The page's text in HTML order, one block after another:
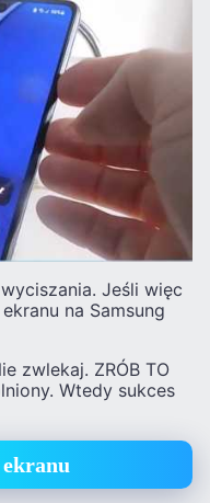
Jeśli więc
na Samsung
zwlekaj. ZRÓB TO
Wtedy sukces